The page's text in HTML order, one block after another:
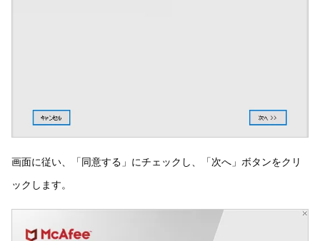
画面に従い、「同意する」にチェックし、「次へ」ボタンをクリ
ックします。